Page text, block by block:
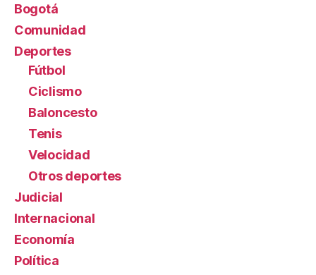
Bogotá
Comunidad
Deportes
Fútbol
Ciclismo
Baloncesto
Tenis
Velocidad
Otros deportes
Judicial
Internacional
Economía
Política